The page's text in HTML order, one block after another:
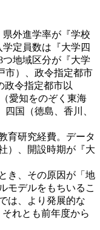
外進学率が『学校
定員数は『大学四
地域区分が『大学
市）、政令指定都市
政令指定都市以
愛知をのぞく東海
国（徳島、香川、
育研究経費。データ
）、開設時期が『大
き、その原因が「地
モデルをもちいるこ
は、より発展的な
れとも前年度から